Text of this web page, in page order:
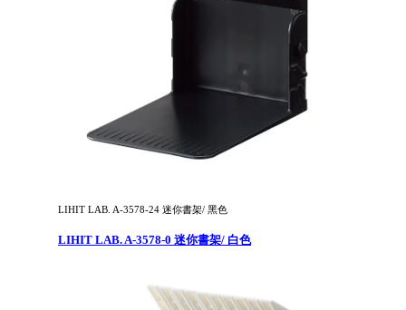
LIHIT LAB. A-3578-24 迷你書架/ 黑色
LIHIT LAB. A-3578-0 迷你書架/ 白色